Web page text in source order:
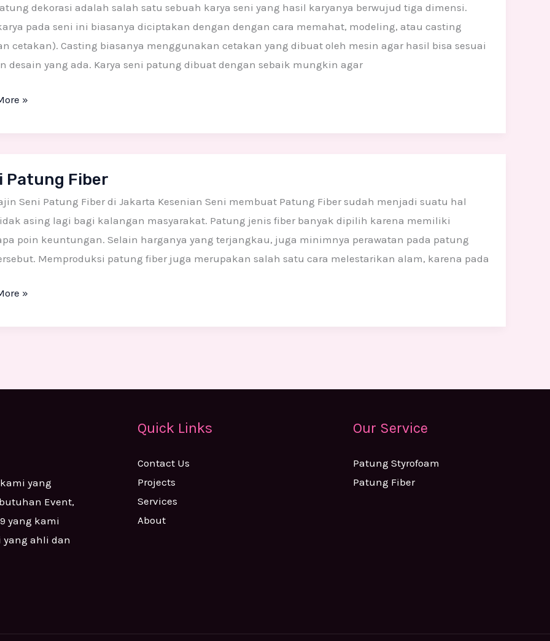
dekorasi adalah salah satu sebuah karya seni yang hasil karyanya berwujud tiga dimensi.
pada seni ini biasanya diciptakan dengan dengan cara memahat, modeling, atau casting
cetakan). Casting biasanya menggunakan cetakan yang dibuat oleh mesin agar hasil bisa sesuai
desain yang ada. Karya seni patung dibuat dengan sebaik mungkin agar
»
Patung Fiber
Seni Patung Fiber di Jakarta Kesenian Seni membuat Patung Fiber sudah menjadi suatu hal
asing lagi bagi kalangan masyarakat. Patung jenis fiber banyak dipilih karena memiliki
poin keuntungan. Selain harganya yang terjangkau, juga minimnya perawatan pada patung
Memproduksi patung fiber juga merupakan salah satu cara melestarikan alam, karena pada
»
yang
Event,
yang kami
yang ahli dan
Quick Links
Contact Us
Projects
Services
About
Our Service
Patung Styrofoam
Patung Fiber